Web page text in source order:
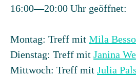
16:00—20:00 Uhr geöffnet:
Montag: Treff mit Mila
Dienstag: Treff mit Janina
Mittwoch: Treff mit Julia